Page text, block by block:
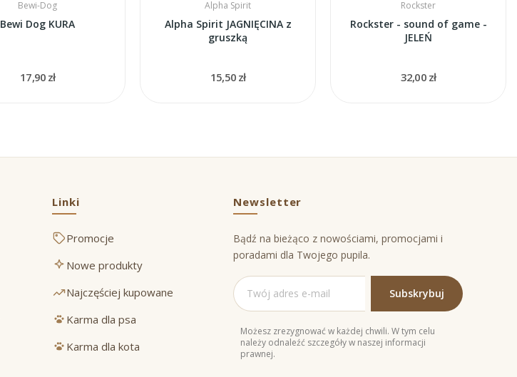
Bewi-Dog
Bewi Dog KURA
17,90 zł
Alpha Spirit
Alpha Spirit JAGNIĘCINA z
gruszką
15,50 zł
Rockster
Rockster - sound of game -
JELEŃ
32,00 zł
Linki
Promocje
Nowe produkty
Najczęściej kupowane
Karma dla psa
Karma dla kota
Newsletter
Bądź na bieżąco z nowościami, promocjami i
poradami dla Twojego pupila.
Możesz zrezygnować w każdej chwili. W tym celu
należy odnaleźć szczegóły w naszej informacji
prawnej.